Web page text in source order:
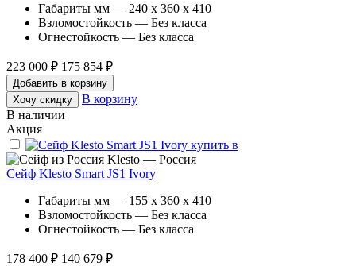
Габариты мм — 240 x 360 x 410
Взломостойкость — Без класса
Огнестойкость — Без класса
223 000 ₽ 175 854 ₽
Добавить в корзину
Хочу скидку
В корзину
В наличии
Акция
Klesto — Россия
Сейф Klesto Smart JS1 Ivory
Габариты мм — 155 x 360 x 410
Взломостойкость — Без класса
Огнестойкость — Без класса
178 400 ₽ 140 679 ₽